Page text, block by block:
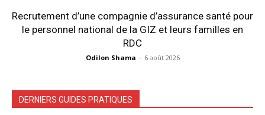
Recrutement d’une compagnie d’assurance santé pour
le personnel national de la GIZ et leurs familles en
RDC
Odilon Shama - 6 août 2026
DERNIERS GUIDES PRATIQUES